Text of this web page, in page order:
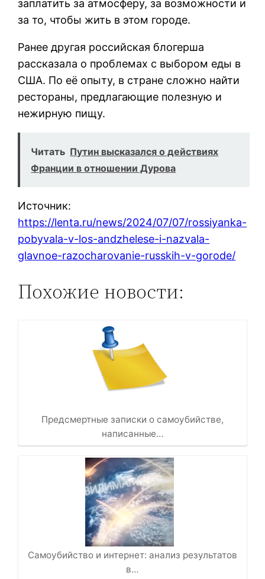
заплатить за атмосферу, за возможности и
за то, чтобы жить в этом городе.
Ранее другая российская блогерша
рассказала о проблемах с выбором еды в
США. По её опыту, в стране сложно найти
рестораны, предлагающие полезную и
нежирную пищу.
Читать Путин высказался о действиях
Франции в отношении Дурова
Источник:
https://lenta.ru/news/2024/07/07/rossiyanka-
pobyvala-v-los-andzhelese-i-nazvala-
glavnoe-razocharovanie-russkih-v-gorode/
Похожие новости:
Предсмертные записки о самоубийстве,
написанные…
Самоубийство и интернет: анализ результатов
в…